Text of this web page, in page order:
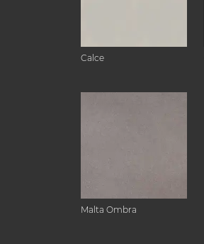
Calce
Malta Ombra